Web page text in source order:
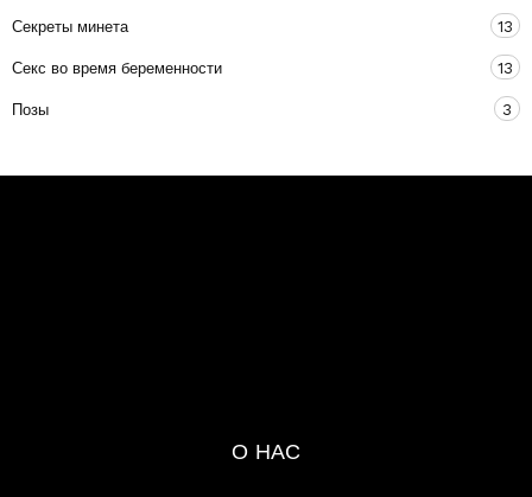
Секреты минета 13
Секс во время беременности 13
Позы 3
О НАС